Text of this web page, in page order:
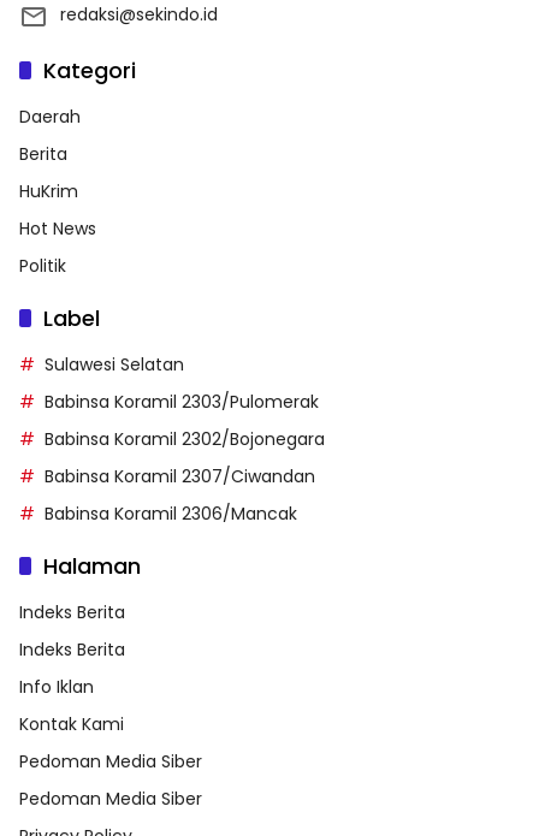
redaksi@sekindo.id
Kategori
Daerah
Berita
HuKrim
Hot News
Politik
Label
Sulawesi Selatan
Babinsa Koramil 2303/Pulomerak
Babinsa Koramil 2302/Bojonegara
Babinsa Koramil 2307/Ciwandan
Babinsa Koramil 2306/Mancak
Halaman
Indeks Berita
Indeks Berita
Info Iklan
Kontak Kami
Pedoman Media Siber
Pedoman Media Siber